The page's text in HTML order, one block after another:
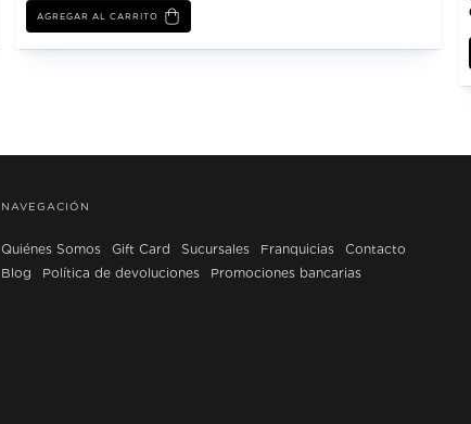
AGREGAR AL CARRITO
NAVEGACIÓN
Quiénes Somos Gift Card Sucursales Franquicias
Contacto
Blog
Política de devoluciones Promociones bancarias